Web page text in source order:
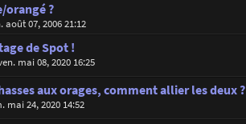
orangé ?
août 07, 2006 21:12
de Spot !
mai 08, 2020 16:25
aux orages, comment allier les deux ?
mai 24, 2020 14:52